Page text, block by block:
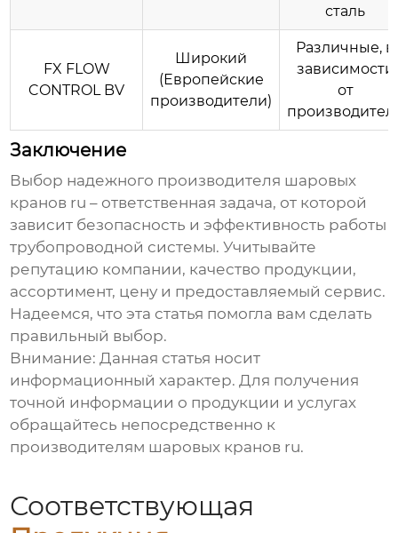
сталь
FX FLOW
CONTROL BV
Широкий
(Европейские
производители)
Различные, в
зависимости
от
Заключение
Выбор надежного производителя шаровых
кранов ru – ответственная задача, от которой
зависит безопасность и эффективность работы
трубопроводной системы. Учитывайте
репутацию компании, качество продукции,
ассортимент, цену и предоставляемый сервис.
Надеемся, что эта статья помогла вам сделать
правильный выбор.
Внимание: Данная статья носит
информационный характер. Для получения
точной информации о продукции и услугах
обращайтесь непосредственно к
производителям шаровых кранов ru.
Соответствующая